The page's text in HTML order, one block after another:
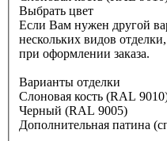
Выбрать цвет
Если Вам нужен другой
нескольких видов
при оформлении заказа.
Варианты отделки
Слоновая кость (RAL
Черный (RAL 9005)
Дополнительная патина